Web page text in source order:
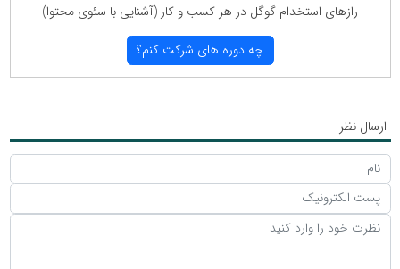
رازهای استخدام گوگل در هر كسب و كار (آشنایی با سئوی محتوا)
چه دوره های شركت كنم؟
ارسال نظر